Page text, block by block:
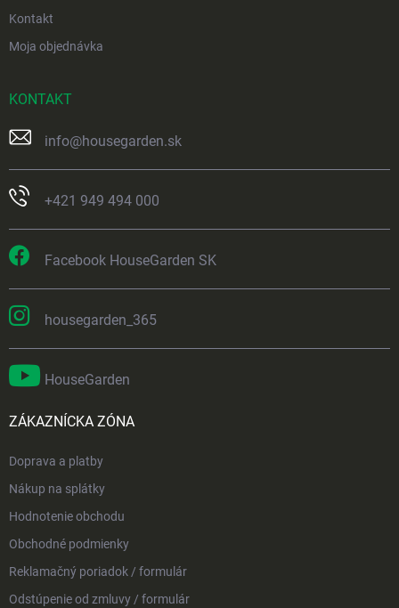
Kontakt
Moja objednávka
KONTAKT
info@housegarden.sk
+421 949 494 000
Facebook HouseGarden SK
housegarden_365
HouseGarden
ZÁKAZNÍCKA ZÓNA
Doprava a platby
Nákup na splátky
Hodnotenie obchodu
Obchodné podmienky
Reklamačný poriadok / formulár
Odstúpenie od zmluvy / formulár